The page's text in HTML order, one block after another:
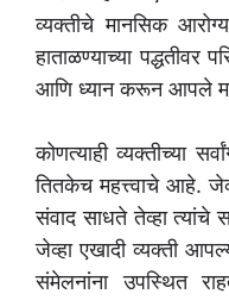
व्यक्तीचे मानसिक
हाताळण्याच्या
आणि ध्यान करून आपले
कोणत्याही व्यक्तीच्या
तितकेच महत्त्वाचे आहे.
संवाद साधते तेव्हा त्यांचे
जेव्हा एखादी व्यक्ती
संमेलनांना उपस्थित